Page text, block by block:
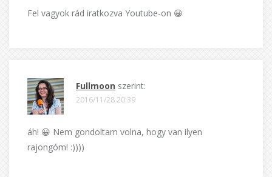
Fel vagyok rád iratkozva Youtube-on 😀
Fullmoon szerint:
2016/11/28 20:39
áh! 😀 Nem gondoltam volna, hogy van ilyen
rajongóm! :))))